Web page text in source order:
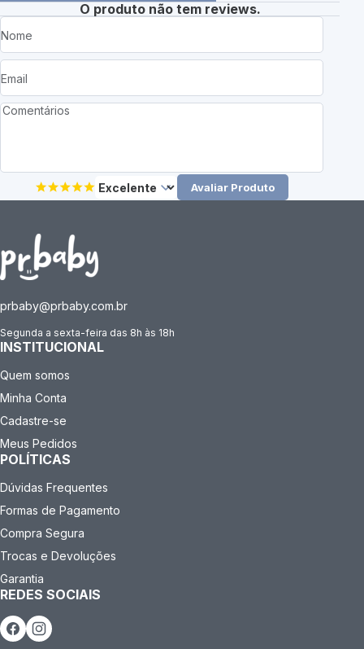
O produto não tem reviews.
Avaliar Produto
prbaby@prbaby.com.br
Segunda a sexta-feira das 8h às 18h
INSTITUCIONAL
Quem somos
Minha Conta
Cadastre-se
Meus Pedidos
POLÍTICAS
Dúvidas Frequentes
Formas de Pagamento
Compra Segura
Trocas e Devoluções
Garantia
REDES SOCIAIS